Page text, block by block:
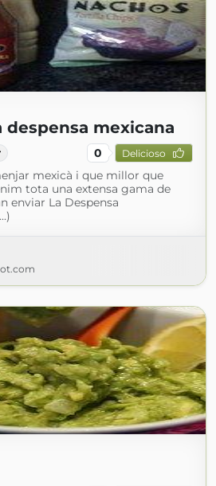
despensa mexicana
0 Delicioso
mexicà i que millor que
tota una extensa gama de
enviar La Despensa